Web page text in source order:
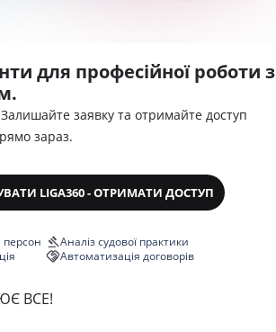
для професійної роботи з
заявку та отримайте доступ
зараз.
LIGA360 - ОТРИМАТИ ДОСТУП
персон
Аналіз судової практики
Автоматизація договорів
ВСЕ!